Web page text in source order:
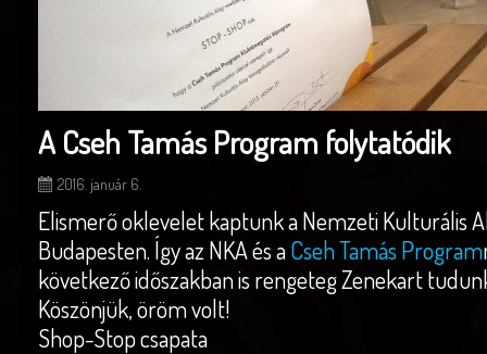
A Cseh Tamás Program folytatódik
2016. január 6.
Elismerő oklevelet kaptunk a Nemzeti Kulturális
Budapesten. Így az NKA és aCseh Tamás Program
következő időszakban is rengeteg Zenekart
Köszönjük, öröm volt!
Shop-Stop csapata